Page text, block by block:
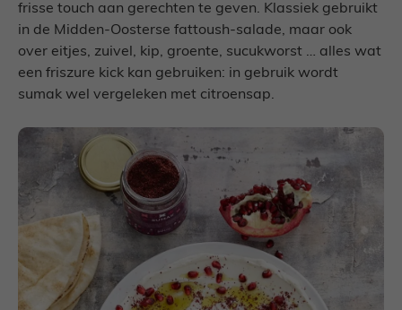
frisse touch aan gerechten te geven. Klassiek gebruikt
in de Midden-Oosterse fattoush-salade, maar ook
over eitjes, zuivel, kip, groente, sucukworst … alles wat
een friszure kick kan gebruiken: in gebruik wordt
sumak wel vergeleken met citroensap.